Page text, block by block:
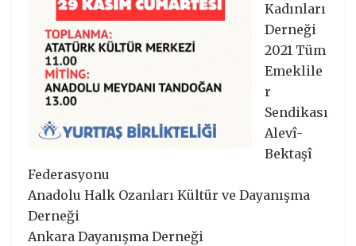
Kadınları
Derneği
2021 Tüm
Emeklile
r
Sendikası
Alevî-
Bektaşî
Federasyonu
Anadolu Halk Ozanları Kültür ve Dayanışma
Derneği
Ankara Dayanışma Derneği